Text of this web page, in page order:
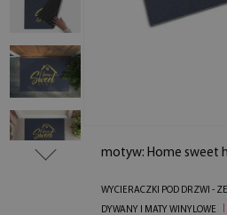
motyw: Home sweet
WYCIERACZKI POD DRZWI -
DYWANY I MATY WINYLOWE